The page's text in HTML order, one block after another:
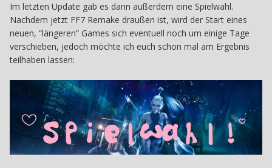
Im letzten Update gab es dann außerdem eine Spielwahl.
Nachdem jetzt FF7 Remake draußen ist, wird der Start eines
neuen, “längeren” Games sich eventuell noch um einige Tage
verschieben, jedoch möchte ich euch schon mal am Ergebnis
teilhaben lassen: